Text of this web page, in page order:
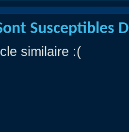
Susceptibles
similaire :(